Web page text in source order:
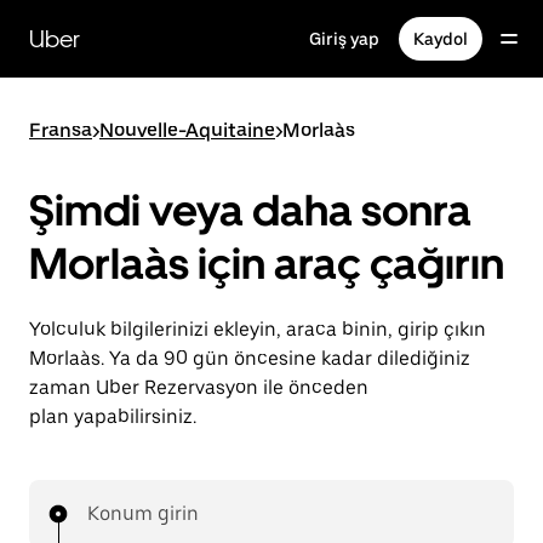
içeriğe
gidinUber Giriş yap Kaydol
Fransa>Nouvelle-Aquitaine>Morlaàs
Şimdi veya daha sonra
Morlaàs için araç çağırın
Yolculuk bilgilerinizi ekleyin, araca binin, girip çıkın
Morlaàs. Ya da 90 gün öncesine kadar dilediğiniz
zaman Uber Rezervasyon ile önceden
plan yapabilirsiniz.
Konum girin